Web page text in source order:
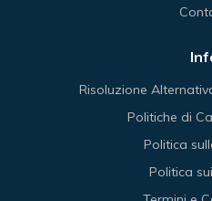
Risoluzione
Politiche di
Politica
Politica